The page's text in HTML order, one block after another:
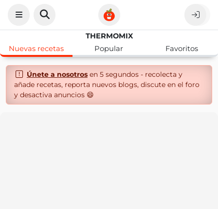
THERMOMIX
Nuevas recetas
Popular Favoritos
Únete a nosotrosen 5 segundos - recolecta y
añade recetas, reporta nuevos blogs, discute en el foro
y desactiva anuncios 😄